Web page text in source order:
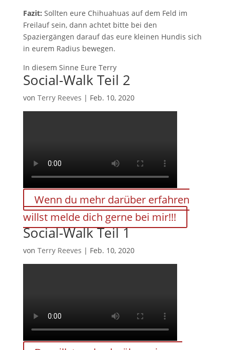
Fazit: Sollten eure Chihuahuas auf dem Feld im
Freilauf sein, dann achtet bitte bei den
Spaziergängen darauf das eure kleinen Hundis sich
in eurem Radius bewegen.
In diesem Sinne Eure Terry
Social-Walk Teil 2
von Terry Reeves | Feb. 10, 2020
Wenn du mehr darüber erfahren
willst melde dich gerne bei mir!!!
Social-Walk Teil 1
von Terry Reeves | Feb. 10, 2020